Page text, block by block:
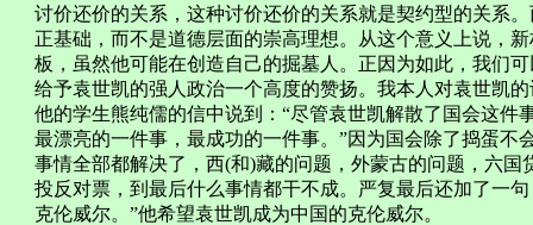
讨价还价的关系，这种讨价还价的关系就是契约型的关系
正基础，而不是道德层面的崇高理想。从这个意义上说，
板，虽然他可能在创造自己的掘墓人。正因为如此，我们
给予袁世凯的强人政治一个高度的赞扬。我本人对袁世凯
他的学生熊纯儒的信中说到：“尽管袁世凯解散了国会这件
最漂亮的一件事，最成功的一件事。”因为国会除了捣蛋不
事情全部都解决了，西(和)藏的问题，外蒙古的问题，六
投反对票，到最后什么事情都干不成。严复最后还加了一
克伦威尔。”他希望袁世凯成为中国的克伦威尔。